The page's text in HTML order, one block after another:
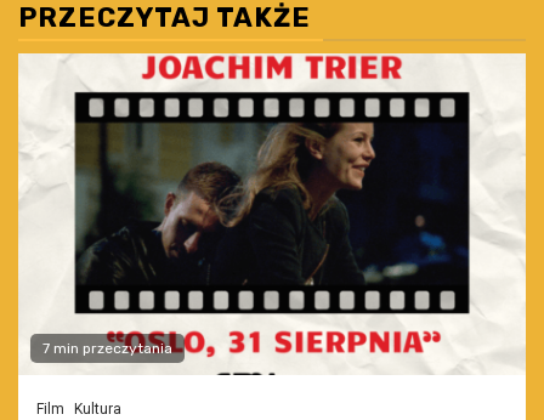
PRZECZYTAJ TAKŻE
7 min przeczytania
Film Kultura